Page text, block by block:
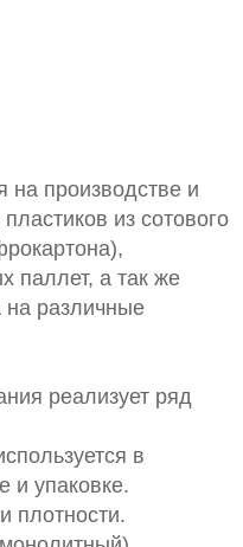
на производстве и
из сотового
паллет, а так же
на различные
реализует ряд
в
и упаковке.
плотности.